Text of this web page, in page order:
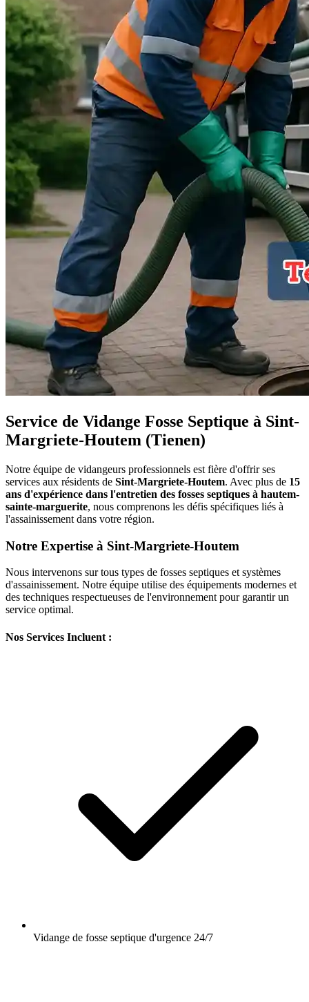
Service de Vidange Fosse Septique à Sint-
Margriete-Houtem (Tienen)
Notre équipe de vidangeurs professionnels est fière d'offrir ses
services aux résidents de Sint-Margriete-Houtem. Avec plus de 15
ans d'expérience dans l'entretien des fosses septiques à hautem-
sainte-marguerite, nous comprenons les défis spécifiques liés à
l'assainissement dans votre région.
Notre Expertise à Sint-Margriete-Houtem
Nous intervenons sur tous types de fosses septiques et systèmes
d'assainissement. Notre équipe utilise des équipements modernes et
des techniques respectueuses de l'environnement pour garantir un
service optimal.
Nos Services Incluent :
Vidange de fosse septique d'urgence 24/7